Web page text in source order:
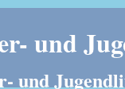
und
und